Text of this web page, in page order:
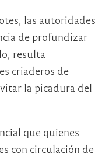
las autoridades
de profundizar
resulta
criaderos de
la picadura del
que quienes
con circulación de